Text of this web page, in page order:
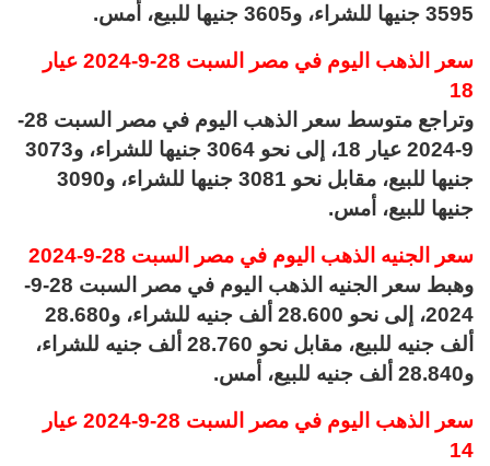
3595 جنيها للشراء، و3605 جنيها للبيع، أمس.
سعر الذهب اليوم في مصر السبت 28-9-2024 عيار
18
وتراجع متوسط سعر الذهب اليوم في مصر السبت 28-
9-2024 عيار 18، إلى نحو 3064 جنيها للشراء، و3073
جنيها للبيع، مقابل نحو 3081 جنيها للشراء، و3090
جنيها للبيع، أمس.
سعر الجنيه الذهب اليوم في مصر السبت 28-9-2024
وهبط سعر الجنيه الذهب اليوم في مصر السبت 28-9-
2024، إلى نحو 28.600 ألف جنيه للشراء، و28.680
ألف جنيه للبيع، مقابل نحو 28.760 ألف جنيه للشراء،
و28.840 ألف جنيه للبيع، أمس.
سعر الذهب اليوم في مصر السبت 28-9-2024 عيار
14